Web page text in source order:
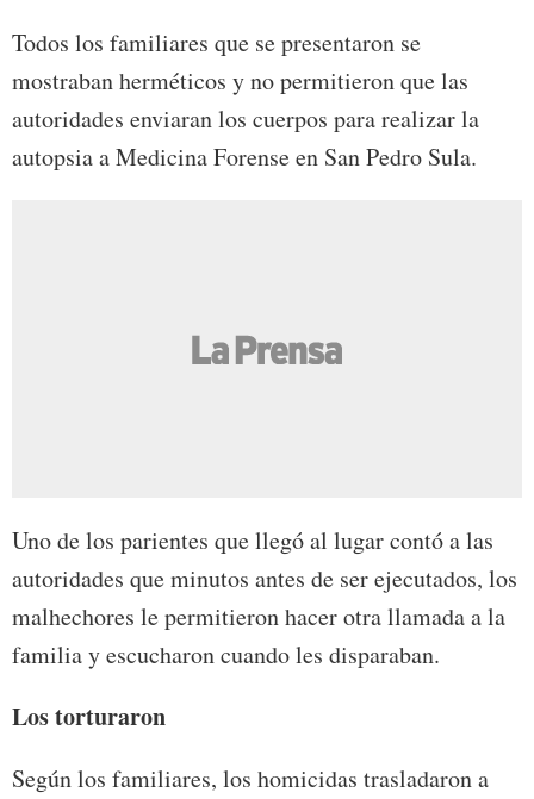
Todos los familiares que se presentaron se
mostraban herméticos y no permitieron que las
autoridades enviaran los cuerpos para realizar la
autopsia a Medicina Forense en San Pedro Sula.
Uno de los parientes que llegó al lugar contó a las
autoridades que minutos antes de ser ejecutados, los
malhechores le permitieron hacer otra llamada a la
familia y escucharon cuando les disparaban.
Los torturaron
Según los familiares, los homicidas trasladaron a